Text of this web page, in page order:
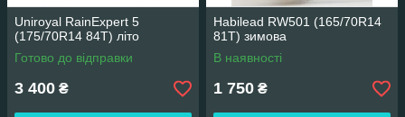
Uniroyal RainExpert 5
(175/70R14 84T) літо
Готово до відправки
3 400 ₴
Habilead RW501 (165/70R14
81T) зимова
В наявності
1 750 ₴